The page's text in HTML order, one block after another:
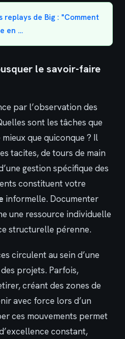
replays de Big : "Comment
en …
le savoir-faire
par l’observation des
sont les tâches que
que quiconque ? Il
tacites, de tours de main
gestion spécifique des
constituent votre
informelle. Documenter
une ressource individuelle
structurelle pérenne.
circulent au sein d’une
projets. Parfois,
créant des zones de
avec force lors d’un
ces mouvements permet
constant,